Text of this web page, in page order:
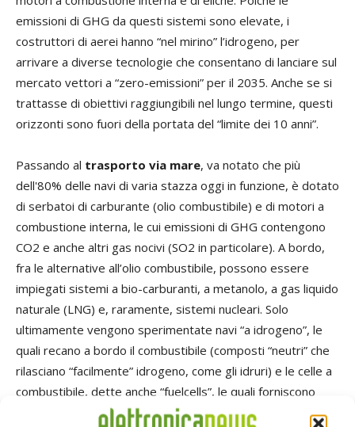
emissioni di GHG da questi sistemi sono elevate, i
costruttori di aerei hanno “nel mirino” l’idrogeno, per
arrivare a diverse tecnologie che consentano di lanciare sul
mercato vettori a “zero-emissioni” per il 2035. Anche se si
trattasse di obiettivi raggiungibili nel lungo termine, questi
orizzonti sono fuori della portata del “limite dei 10 anni”.
Passando al trasporto via mare, va notato che più
dell'80% delle navi di varia stazza oggi in funzione, è dotato
di serbatoi di carburante (olio combustibile) e di motori a
combustione interna, le cui emissioni di GHG contengono
CO2 e anche altri gas nocivi (SO2 in particolare). A bordo,
fra le alternative all’olio combustibile, possono essere
impiegati sistemi a bio-carburanti, a metanolo, a gas liquido
naturale (LNG) e, raramente, sistemi nucleari. Solo
ultimamente vengono sperimentate navi “a idrogeno”, le
quali recano a bordo il combustibile (composti “neutri” che
rilasciano “facilmente” idrogeno, come gli idruri) e le celle a
combustibile, dette anche “fuelcells”, le quali forniscono
energia elettrica ai motori e agli ausiliari. La IMO